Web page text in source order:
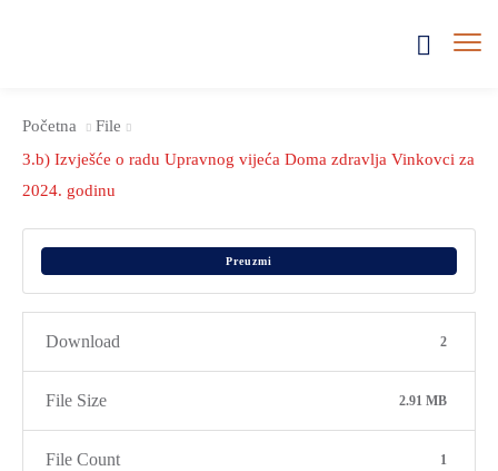
Početna
File
3.b) Izvješće o radu Upravnog vijeća Doma zdravlja Vinkovci za
2024. godinu
Preuzmi
Download 2
File Size 2.91 MB
File Count 1